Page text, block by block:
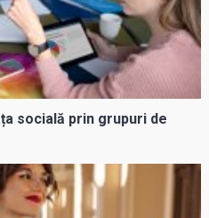
socială prin grupuri de